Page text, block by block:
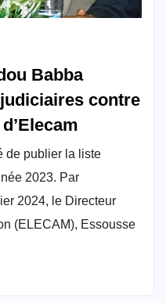
Babba
contre
de publier la liste
2023. Par
2024, le Directeur
(ELECAM), Essousse